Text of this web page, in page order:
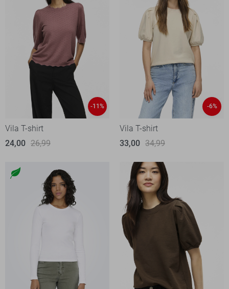
-11%
Vila T-shirt
24,00 26,99
-6%
Vila T-shirt
33,00 34,99